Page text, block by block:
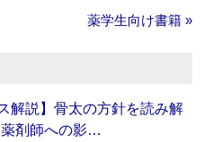
薬学生向け書籍 »
解説】骨太の方針を読み解
薬剤師への影…